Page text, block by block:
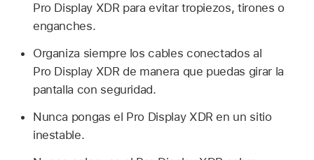
Pro Display XDR para evitar tropiezos, tirones o
enganches.
Organiza siempre los cables conectados al
Pro Display XDR de manera que puedas girar la
pantalla con seguridad.
Nunca pongas el Pro Display XDR en un sitio
inestable.